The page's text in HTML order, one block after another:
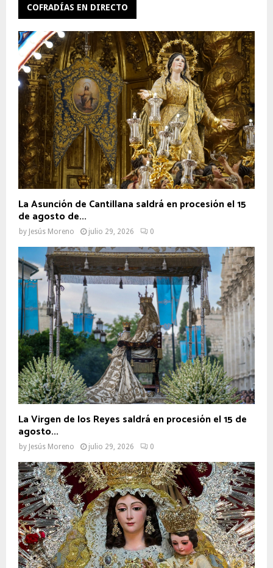
COFRADÍAS EN DIRECTO
La Asunción de Cantillana saldrá en procesión el 15
de agosto de...
by Jesús Moreno julio 29, 2026 0
La Virgen de los Reyes saldrá en procesión el 15 de
agosto...
by Jesús Moreno julio 29, 2026 0